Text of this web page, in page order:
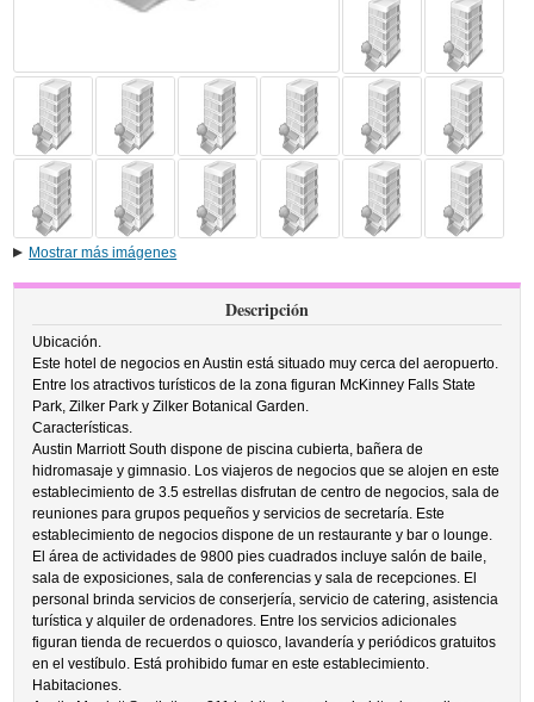
Mostrar más imágenes
Descripción
Ubicación.
Este hotel de negocios en Austin está situado muy cerca del aeropuerto.
Entre los atractivos turísticos de la zona figuran McKinney Falls State
Park, Zilker Park y Zilker Botanical Garden.
Características.
Austin Marriott South dispone de piscina cubierta, bañera de
hidromasaje y gimnasio. Los viajeros de negocios que se alojen en este
establecimiento de 3.5 estrellas disfrutan de centro de negocios, sala de
reuniones para grupos pequeños y servicios de secretaría. Este
establecimiento de negocios dispone de un restaurante y bar o lounge.
El área de actividades de 9800 pies cuadrados incluye salón de baile,
sala de exposiciones, sala de conferencias y sala de recepciones. El
personal brinda servicios de conserjería, servicio de catering, asistencia
turística y alquiler de ordenadores. Entre los servicios adicionales
figuran tienda de recuerdos o quiosco, lavandería y periódicos gratuitos
en el vestíbulo. Está prohibido fumar en este establecimiento.
Habitaciones.